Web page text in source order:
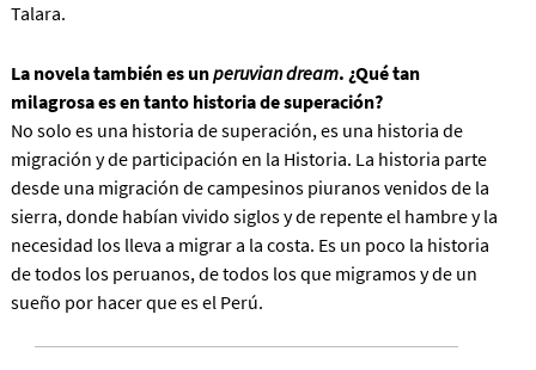
Talara.
La novela también es unperuvian dream. ¿Qué tan
milagrosa es en tanto historia de superación?
No solo es una historia de superación, es una historia de
migración y de participación en la Historia. La historia parte
desde una migración de campesinos piuranos venidos de la
sierra, donde habían vivido siglos y de repente el hambre y la
necesidad los lleva a migrar a la costa. Es un poco la historia
de todos los peruanos, de todos los que migramos y de un
sueño por hacer que es el Perú.